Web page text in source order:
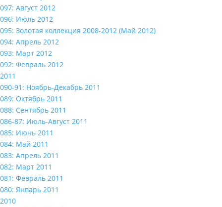
097: Август 2012
096: Июль 2012
095: Золотая коллекция 2008-2012 (Май 2012)
094: Апрель 2012
093: Март 2012
092: Февраль 2012
2011
090-91: Ноябрь-Декабрь 2011
089: Октябрь 2011
088: Сентябрь 2011
086-87: Июль-Август 2011
085: Июнь 2011
084: Май 2011
083: Апрель 2011
082: Март 2011
081: Февраль 2011
080: Январь 2011
2010